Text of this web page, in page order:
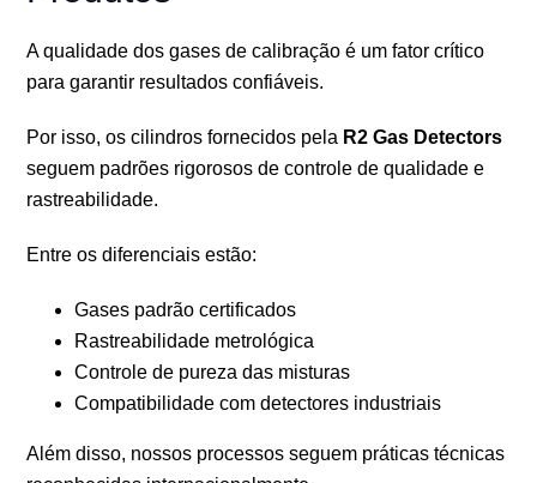
A qualidade dos gases de calibração é um fator crítico
para garantir resultados confiáveis.
Por isso, os cilindros fornecidos pela R2 Gas Detectors
seguem padrões rigorosos de controle de qualidade e
rastreabilidade.
Entre os diferenciais estão:
Gases padrão certificados
Rastreabilidade metrológica
Controle de pureza das misturas
Compatibilidade com detectores industriais
Além disso, nossos processos seguem práticas técnicas